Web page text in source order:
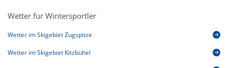
Wetter für Wintersportler
Wetter im Skigebiet Zugspitze
Wetter im Skigebiet Kitzbühel